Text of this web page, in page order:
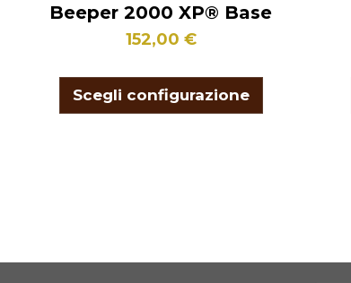
Beeper 2000 XP® Base
152,00 €
Scegli configurazione